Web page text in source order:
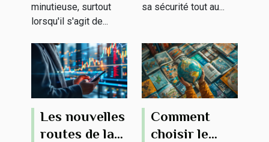
minutieuse, surtout
lorsqu'il s'agit de...
sa sécurité tout au...
Les nouvelles
routes de la
Comment
choisir le